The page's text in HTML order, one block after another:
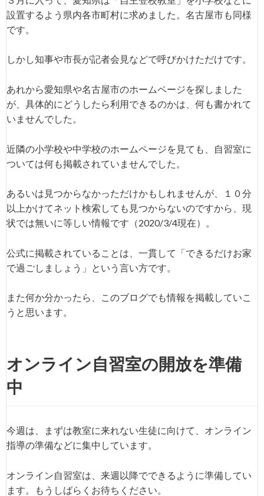
設置するよう県内各市町村に求めました。名古屋市も同様
です。
しかし知事や市長が記者会見などで呼びかけただけです。
あれから愛知県や名古屋市のホームページを探しました
が、具体的にどうしたら利用できるのかは、何も書かれて
いませんでした。
近隣の小学校や中学校のホームページを見ても、自習室に
ついては何も掲載されていませんでした。
あるいは見つからなかっただけかもしれませんが、１０分
以上かけてネット検索しても見つからないのですから、現
状では無いに等しい情報です（2020/3/4現在）。
公式に掲載されていることは、一貫して「できるだけお家
で過ごしましょう」という言い方です。
また何か分かったら、このブログでも情報を掲載していこ
うと思います。
オンライン自習室の開放を準備
中
今週は、まずは教室に来れない生徒に向けて、オンライン
指導の準備などに集中しています。
オンライン自習室は、来週以降でできるように準備してい
ます。もうしばらくお待ちください。